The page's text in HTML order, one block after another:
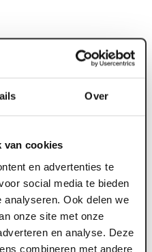
Over
van cookies
en advertenties te
social media te bieden
Ook delen we
onze site met onze
en analyse. Deze
combineren met andere
wit 120 cm (50